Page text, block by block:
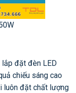
lắp đặt đèn LED
chiếu sáng cao
luôn đặt chất lượng